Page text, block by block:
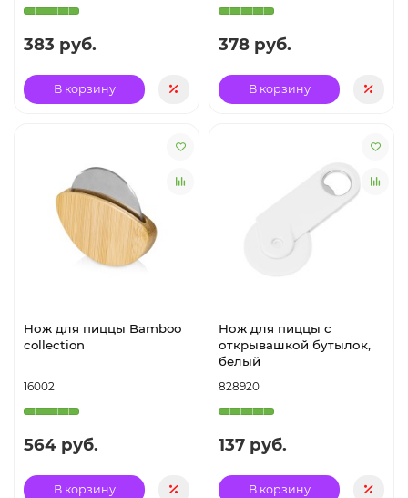
383 руб.
В корзину
378 руб.
В корзину
Нож для пиццы Bamboo
collection
16002
564 руб.
В корзину
Нож для пиццы с
открывашкой бутылок,
белый
828920
137 руб.
В корзину